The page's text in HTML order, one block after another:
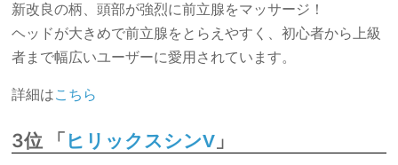
新改良の柄、頭部が強烈に前立腺をマッサージ！
ヘッドが大きめで前立腺をとらえやすく、初心者から上級
者まで幅広いユーザーに愛用されています。
詳細はこちら
3位 「 ヒリックスシンV 」